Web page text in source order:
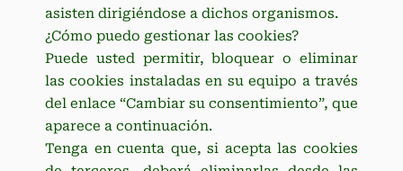
asisten dirigiéndose a dichos organismos.
¿Cómo puedo gestionar las cookies?
Puede usted permitir, bloquear o eliminar
las cookies instaladas en su equipo a través
del enlace “Cambiar su consentimiento”, que
aparece a continuación.
Tenga en cuenta que, si acepta las cookies